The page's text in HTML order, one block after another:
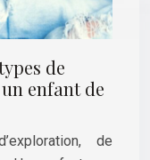
de
enfant de
de